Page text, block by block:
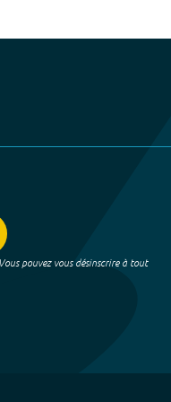
pouvez vous désinscrire à tout